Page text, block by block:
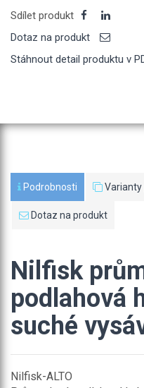
Sdílet produkt
Dotaz na produkt
Stáhnout detail produktu v
Podrobnosti Varianty
Dotaz na produkt
Nilfisk
podlahová
suché
Nilfisk-ALTO